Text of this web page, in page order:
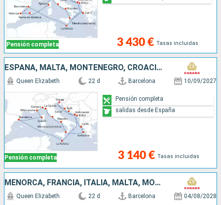
Pensión completa 3 430 € Tasas incluidas
ESPAÑA, MALTA, MONTENEGRO, CROACIA, ITALIA, GRECIA, FRANCIA
Pensión completa
Queen Elizabeth 22 d Barcelona 10/09/2027
3 140 € Tasas incluidas
Pensión completa
salidas desde España
MENORCA, FRANCIA, ITALIA, MALTA, MONTENEGRO, CROACIA, GRECIA, MALLORCA, ESPAÑA
Queen Elizabeth 22 d Barcelona 04/08/2028